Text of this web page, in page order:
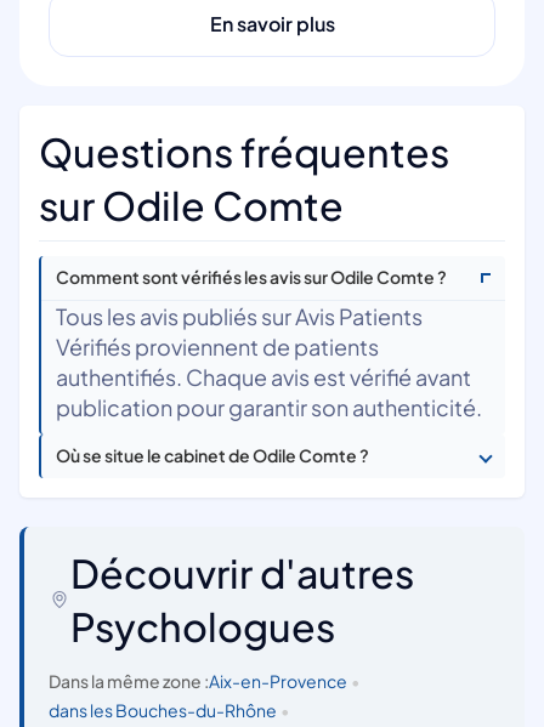
En savoir plus
Questions fréquentes
sur Odile Comte
Comment sont vérifiés les avis sur Odile Comte ?
Tous les avis publiés sur Avis Patients
Vérifiés proviennent de patients
authentifiés. Chaque avis est vérifié avant
publication pour garantir son authenticité.
Où se situe le cabinet de Odile Comte ?
Découvrir d'autres
Psychologues
Dans la même zone :Aix-en-Provence •
dans les Bouches-du-Rhône •